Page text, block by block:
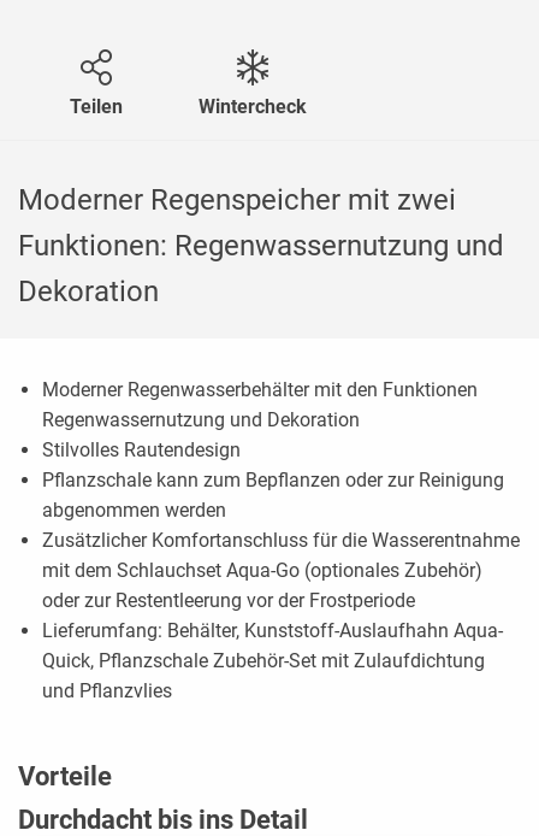
Teilen Wintercheck
Moderner Regenspeicher mit zwei
Funktionen: Regenwassernutzung und
Dekoration
Moderner Regenwasserbehälter mit den Funktionen
Regenwassernutzung und Dekoration
Stilvolles Rautendesign
Pflanzschale kann zum Bepflanzen oder zur Reinigung
abgenommen werden
Zusätzlicher Komfortanschluss für die Wasserentnahme
mit dem Schlauchset Aqua-Go (optionales Zubehör)
oder zur Restentleerung vor der Frostperiode
Lieferumfang: Behälter, Kunststoff-Auslaufhahn Aqua-
Quick, Pflanzschale Zubehör-Set mit Zulaufdichtung
und Pflanzvlies
Vorteile
Durchdacht bis ins Detail